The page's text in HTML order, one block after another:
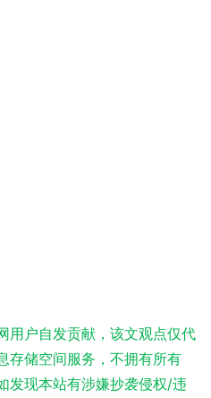
用户自发贡献，该文观点仅代
存储空间服务，不拥有所有
发现本站有涉嫌抄袭侵权/违